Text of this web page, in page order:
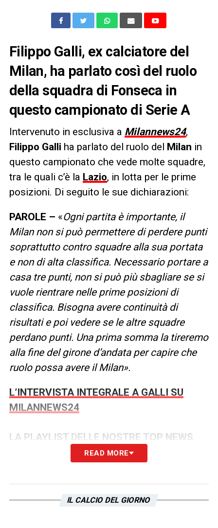
Filippo Galli, ex calciatore del
Milan, ha parlato così del ruolo
della squadra di Fonseca in
questo campionato di Serie A
Intervenuto in esclusiva a Milannews24,
Filippo Galli ha parlato del ruolo del Milan in
questo campionato che vede molte squadre,
tra le quali c’è la Lazio, in lotta per le prime
posizioni. Di seguito le sue dichiarazioni:
PAROLE – «Ogni partita è importante, il
Milan non si può permettere di perdere punti
soprattutto contro squadre alla sua portata
e non di alta classifica. Necessario portare a
casa tre punti, non si può più sbagliare se si
vuole rientrare nelle prime posizioni di
classifica. Bisogna avere continuità di
risultati e poi vedere se le altre squadre
perdano punti. Una prima somma la tireremo
alla fine del girone d’andata per capire che
ruolo possa avere il Milan».
L’INTERVISTA INTEGRALE A GALLI SU
MILANNEWS24
LA PLAYLIST DELLE NOSTRE TOP NEWS
READ MORE
IL CALCIO DEL GIORNO